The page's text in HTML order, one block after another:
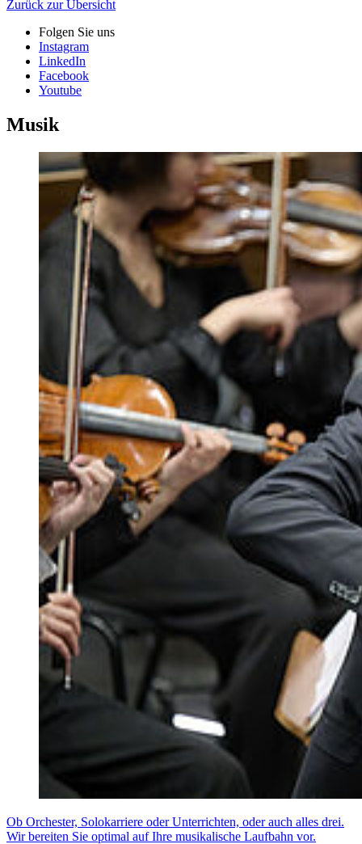
Zurück zur Übersicht
Folgen Sie uns
Instagram
LinkedIn
Facebook
Youtube
Musik
Ob Orchester, Solokarriere oder Unterrichten, oder auch alles drei.
Wir bereiten Sie optimal auf Ihre musikalische Laufbahn vor.